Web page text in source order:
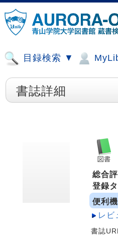
目録検索 ▼
書誌詳細
総合評
登録タ
便利機
レビ
書誌